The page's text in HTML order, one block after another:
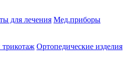
для лечения Мед.приборы
Ортопедические изделия